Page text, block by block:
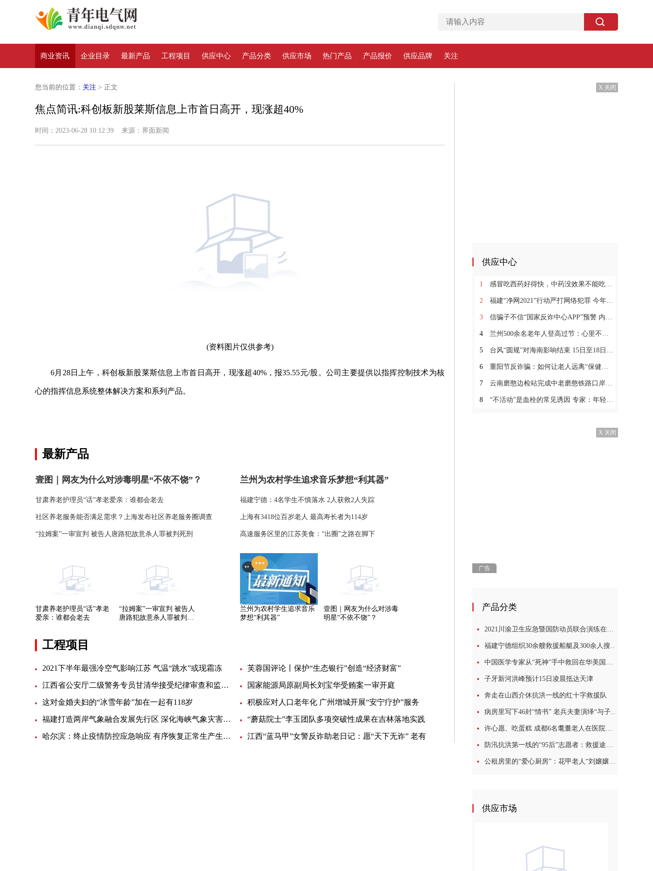
商业资讯 企业目录 最新产品 工程项目 供应中心 产品分类 供应市场 热门产品 产品报价 供应品牌 关注
您当前的位置： 关注 > 正文
焦点简讯:科创板新股莱斯信息上市首日高开，现涨超40%
时间：2023-06-28 10:12:39 来源：界面新闻
(资料图片仅供参考)
6月28日上午，科创板新股莱斯信息上市首日高开，现涨超40%，报35.55元/股。公司主要提供以指挥控制技术为核
心的指挥信息系统整体解决方案和系列产品。
最新产品
兰州为农村学生追求音乐梦想“利其器”
福建宁德：4名学生不慎落水 2人获救2人失踪
上海有3418位百岁老人 最高寿长者为114岁
高速服务区里的江苏美食：“出圈”之路在脚下
兰州为农村学生追求音乐
梦想“利其器”
壹图｜网友为什么对涉毒
明星“不依不饶”？
壹图｜网友为什么对涉毒明星“不依不饶”？
甘肃养老护理员“话”孝老爱亲：谁都会老去
社区养老服务能否满足需求？上海发布社区养老服务圈调查
“拉姆案”一审宣判 被告人唐路犯故意杀人罪被判死刑
甘肃养老护理员“话”孝老
爱亲：谁都会老去
“拉姆案”一审宣判 被告人
唐路犯故意杀人罪被判死
工程项目
2021下半年最强冷空气影响江苏 气温“跳水”或现霜冻 芙蓉国评论丨保护“生态银行”创造“经济财富”
江西省公安厅二级警务专员甘清华接受纪律审查和监察调查 国家能源局原副局长刘宝华受贿案一审开庭
这对金婚夫妇的“冰雪年龄”加在一起有118岁 积极应对人口老年化 广州增城开展“安宁疗护”服务
福建打造两岸气象融合发展先行区 深化海峡气象灾害联防 “蘑菇院士”李玉团队多项突破性成果在吉林落地实践
哈尔滨：终止疫情防控应急响应 有序恢复正常生产生活秩序 江西“蓝马甲”女警反诈助老日记：愿“天下无诈” 老有
X 关闭
供应中心
1 感冒吃西药好得快，中药没效果不能吃？小柴胡颗粒你没用过？
2 福建“净网2021”行动严打网络犯罪 今年破获多起跨境网
3 信骗子不信“国家反诈中心APP”预警 内蒙古一女子6万
4 兰州500余名老年人登高过节：心里不长皱纹不惧变老
5 台风“圆规”对海南影响结束 15日至18日海南有较强风雨
6 重阳节反诈骗：如何让老人远离“保健品陷阱”？
7 云南磨憨边检站完成中老磨憨铁路口岸临时开放勤务保障
8 “不活动”是血栓的常见诱因 专家：年轻人要警惕血栓的
广告
X 关闭
产品分类
2021川渝卫生应急暨国防动员联合演练在四川广安举行
福建宁德组织30余艘救援船艇及300余人搜救2名落水失踪学生
中国医学专家从“死神”手中救回在华美国教授
子牙新河洪峰预计15日凌晨抵达天津
奔走在山西介休抗洪一线的红十字救援队
病房里写下46封“情书” 老兵夫妻演绎“与子偕老”模样
许心愿、吃蛋糕 成都6名耄耋老人在医院过集体生日
防汛抗洪第一线的“95后”志愿者：救援途中，我哭了很多次
公租房里的“爱心厨房”：花甲老人“刘嬢嬢”的10年坚守
供应市场